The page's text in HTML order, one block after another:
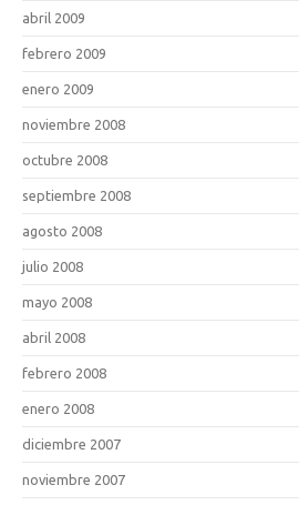
abril 2009
febrero 2009
enero 2009
noviembre 2008
octubre 2008
septiembre 2008
agosto 2008
julio 2008
mayo 2008
abril 2008
febrero 2008
enero 2008
diciembre 2007
noviembre 2007